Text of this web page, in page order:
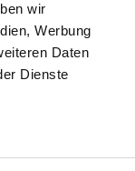
wir
Werbung
Daten
Dienste